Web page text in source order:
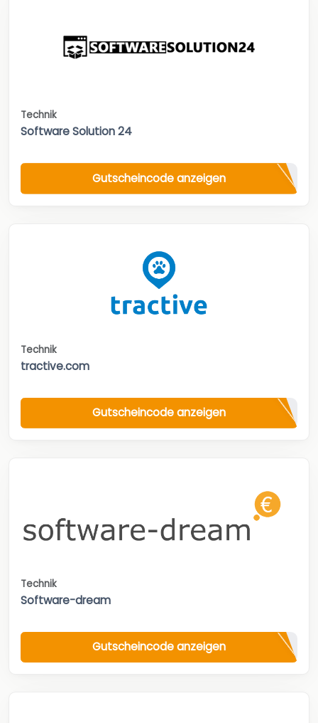
Technik
Software Solution 24
Gutscheincode anzeigen
Technik
tractive.com
Gutscheincode anzeigen
Technik
Software-dream
Gutscheincode anzeigen